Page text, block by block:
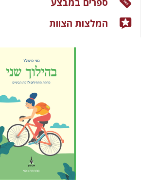
המלצות הצוות